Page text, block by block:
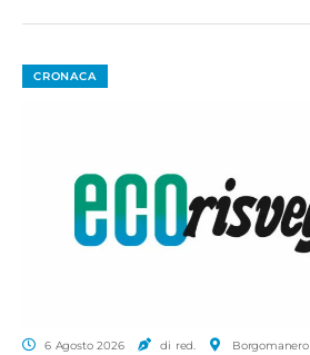
CRONACA
6 Agosto 2026 di red. Borgomanero